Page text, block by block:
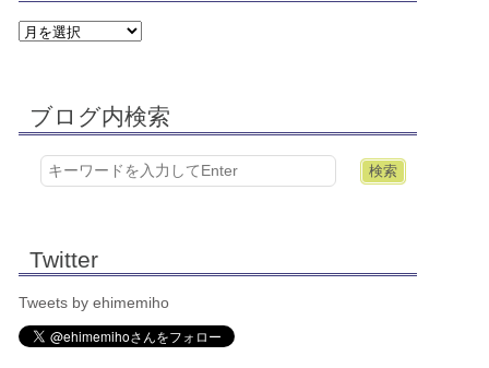
ブログ内検索
Twitter
Tweets by ehimemiho